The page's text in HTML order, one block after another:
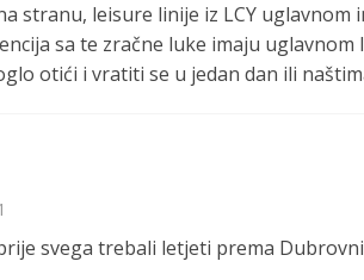
stranu, leisure linije iz LCY
sa te zračne luke imaju
otići i vratiti se u jedan dan ili
svega trebali letjeti prema